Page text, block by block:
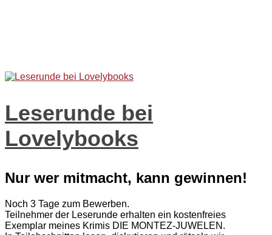
Leserunde bei
Lovelybooks
Nur wer mitmacht, kann gewinnen!
Noch 3 Tage zum Bewerben.
Teilnehmer der Leserunde erhalten ein kostenfreies
Exemplar meines Krimis DIE MONTEZ-JUWELEN.